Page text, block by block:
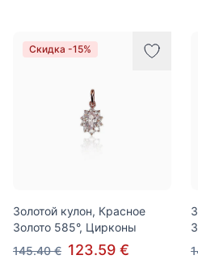
Скидка -15%
Золотой кулон, Красное
Золото 585°, Цирконы
145.40 € 123.59 €